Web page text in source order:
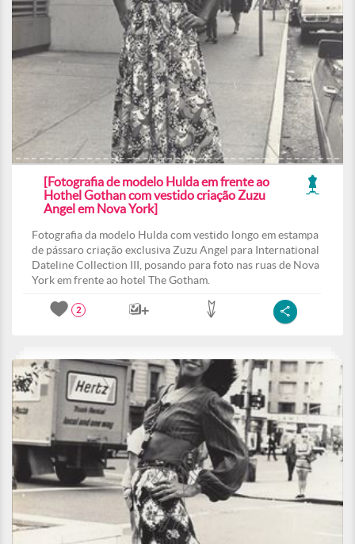
[Fotografia de modelo Hulda em frente ao
Hothel Gothan com vestido criação Zuzu
Angel em Nova York]
Fotografia da modelo Hulda com vestido longo em estampa
de pássaro criação exclusiva Zuzu Angel para International
Dateline Collection III, posando para foto nas ruas de Nova
York em frente ao hotel The Gotham.
2